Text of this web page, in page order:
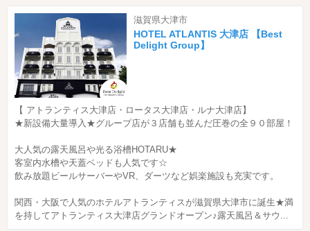
滋賀県大津市
HOTEL ATLANTIS 大津店 【Best
Delight Group】
【 アトランティス大津店・ロータス大津店・ルナ大津店】
★新設備大量導入★グループ店が３店舗も並んだ圧巻の全９０部屋！
大人気の露天風呂や光る浴槽HOTARU★
客室内水槽や天蓋ベッドも人気です☆
飲み放題ビールサーバーやVR、ダーツなど娯楽施設も充実です。
関西・大阪で人気のホテルアトランティスが滋賀県大津市に誕生★満
を持してアトランティス大津店グランドオープン♪露天風呂＆サウ...